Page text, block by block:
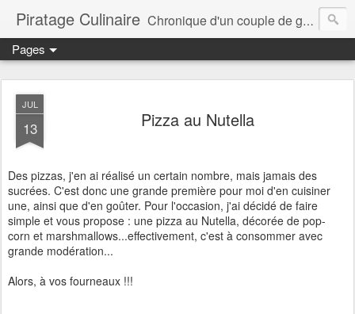
Piratage Culinaire Chronique d'un couple de gourmands
Pages
JUL
13 Pizza au Nutella
Des pizzas, j'en ai réalisé un certain nombre, mais jamais des
sucrées. C'est donc une grande première pour moi d'en cuisiner
une, ainsi que d'en goûter. Pour l'occasion, j'ai décidé de faire
simple et vous propose : une pizza au Nutella, décorée de pop-
corn et marshmallows...effectivement, c'est à consommer avec
grande modération...
Alors, à vos fourneaux !!!